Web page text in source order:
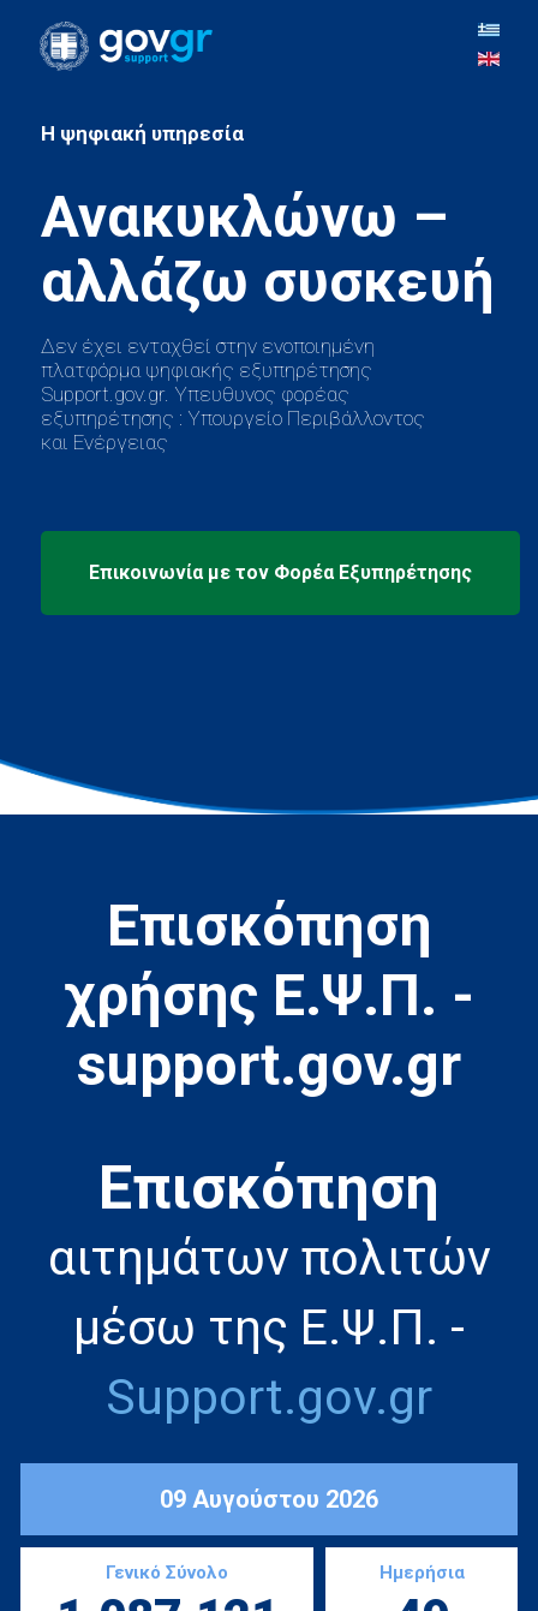
H ψηφιακή υπηρεσία
Ανακυκλώνω –
Δεν έχει ενταχθεί στην ενοποιημένη
πλατφόρμα ψηφιακής εξυπηρέτησης
Support.gov.gr. Υπευθυνος φορέας
εξυπηρέτησης : Υπουργείο Περιβάλλοντος
και Ενέργειας
Επισκόπηση
χρήσης Ε.Ψ.Π. -
support.gov.gr
Eπισκόπηση
αιτημάτων πολιτών
μέσω της Ε.Ψ.Π. -
Support.gov.gr
09 Αυγούστου 2026
Γενικό Σύνολο Ημερήσια